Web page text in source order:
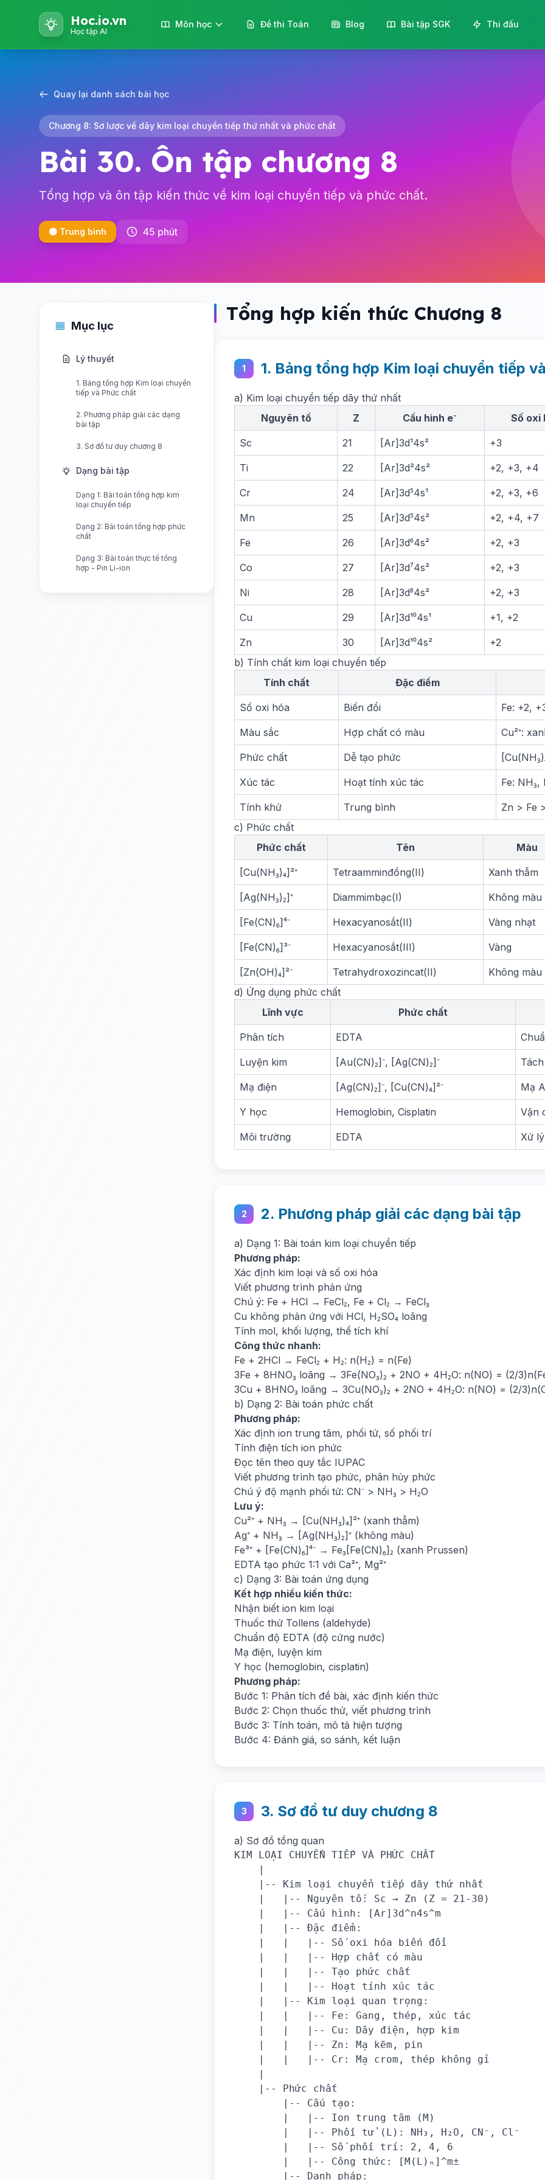
Hoc.io.vn
Học tập AI
Môn học Đề thi Toán Blog Bài tập SGK Thi đấu
Quay lại danh sách bài học
Chương 8: Sơ lược về dãy kim loại chuyển tiếp thứ nhất và phức chất
Bài 30. Ôn tập chương 8
Tổng hợp và ôn tập kiến thức về kim loại chuyển tiếp và phức chất.
🟡 Trung bình 45 phút
Mục lục
Lý thuyết
1. Bảng tổng hợp Kim loại chuyển
tiếp và Phức chất
2. Phương pháp giải các dạng
bài tập
3. Sơ đồ tư duy chương 8
Dạng bài tập
Dạng 1: Bài toán tổng hợp kim
loại chuyển tiếp
Dạng 2: Bài toán tổng hợp phức
chất
Dạng 3: Bài toán thực tế tổng
hợp - Pin Li-ion
Tổng hợp kiến thức Chương 8
1 1. Bảng tổng hợp Kim loại chuyển tiếp
a) Kim loại chuyển tiếp dãy thứ nhất
Nguyên tố
Z Cấu hình e⁻ Số oxi
Sc 21 [Ar]3d¹4s² +3
Ti 22 [Ar]3d²4s² +2, +3, +4
Cr 24 [Ar]3d⁵4s¹ +2, +3, +6
Mn 25 [Ar]3d⁵4s² +2, +4, +7
Fe 26 [Ar]3d⁶4s² +2, +3
Co 27 [Ar]3d⁷4s² +2, +3
Ni 28 [Ar]3d⁸4s² +2, +3
Cu 29 [Ar]3d¹⁰4s¹ +1, +2
Zn 30 [Ar]3d¹⁰4s² +2
b) Tính chất kim loại chuyển tiếp
Tính chất
Đặc điểm
Số oxi hóa Biến đổi Fe: +2,
Màu sắc Hợp chất có màu Cu²⁺:
Phức chất Dễ tạo phức
Xúc tác Hoạt tính xúc tác Fe:
Tính khử Trung bình
Zn > Fe
c) Phức chất
Phức chất
Tên Màu
[Cu(NH₃)₄]²⁺ Tetraamminđồng(II) Xanh thẫm
[Ag(NH₃)₂]⁺ Diammimbạc(I) Không màu
[Fe(CN)₆]⁴⁻ Hexacyanosắt(II) Vàng nhạt
[Fe(CN)₆]³⁻ Hexacyanosắt(III) Vàng
[Zn(OH)₄]²⁻ Tetrahydroxozincat(II) Không màu
d) Ứng dụng phức chất
Lĩnh vực
Phức chất
Phân tích EDTA
Luyện kim [Au(CN)₂]⁻, [Ag(CN)₂]⁻
Mạ điện [Ag(CN)₂]⁻, [Cu(CN)₄]²⁻ Mạ
Y học Hemoglobin, Cisplatin Vận
Môi trường EDTA Xử
2 2. Phương pháp giải các dạng bài tập
a) Dạng 1: Bài toán kim loại chuyển tiếp
Phương pháp:
Xác định kim loại và số oxi hóa
Viết phương trình phản ứng
Chú ý: Fe + HCl → FeCl₂, Fe + Cl₂ → FeCl₃
Cu không phản ứng với HCl, H₂SO₄ loãng
Tính mol, khối lượng, thể tích khí
Công thức nhanh:
Fe + 2HCl → FeCl₂ + H₂: n(H₂) = n(Fe)
3Fe + 8HNO₃ loãng → 3Fe(NO₃)₂ + 2NO + 4H₂O: n(NO) = (2/
3Cu + 8HNO₃ loãng → 3Cu(NO₃)₂ + 2NO + 4H₂O: n(NO) = (2/
b) Dạng 2: Bài toán phức chất
Phương pháp:
Xác định ion trung tâm, phối tử, số phối trí
Tính điện tích ion phức
Đọc tên theo quy tắc IUPAC
Viết phương trình tạo phức, phân hủy phức
Chú ý độ mạnh phối tử: CN⁻ > NH₃ > H₂O
Lưu ý:
Cu²⁺ + NH₃ → [Cu(NH₃)₄]²⁺ (xanh thẫm)
Ag⁺ + NH₃ → [Ag(NH₃)₂]⁺ (không màu)
Fe³⁺ + [Fe(CN)₆]⁴⁻ → Fe₃[Fe(CN)₆]₂ (xanh Prussen)
EDTA tạo phức 1:1 với Ca²⁺, Mg²⁺
c) Dạng 3: Bài toán ứng dụng
Kết hợp nhiều kiến thức:
Nhận biết ion kim loại
Thuốc thử Tollens (aldehyde)
Chuẩn độ EDTA (độ cứng nước)
Mạ điện, luyện kim
Y học (hemoglobin, cisplatin)
Phương pháp:
Bước 1: Phân tích đề bài, xác định kiến thức
Bước 2: Chọn thuốc thử, viết phương trình
Bước 3: Tính toán, mô tả hiện tượng
Bước 4: Đánh giá, so sánh, kết luận
3 3. Sơ đồ tư duy chương 8
a) Sơ đồ tổng quan
KIM LOẠI CHUYỂN TIẾP VÀ PHỨC CHẤT
    |
    |-- Kim loại chuyển tiếp dãy thứ nhất
    |   |-- Nguyên tố: Sc → Zn (Z = 21-30)
    |   |-- Cấu hình: [Ar]3d^n4s^m
    |   |-- Đặc điểm:
    |   |   |-- Số oxi hóa biến đổi
    |   |   |-- Hợp chất có màu
    |   |   |-- Tạo phức chất
    |   |   |-- Hoạt tính xúc tác
    |   |-- Kim loại quan trọng:
    |   |   |-- Fe: Gang, thép, xúc tác
    |   |   |-- Cu: Dây điện, hợp kim
    |   |   |-- Zn: Mạ kẽm, pin
    |   |   |-- Cr: Mạ crom, thép không gỉ
    |
    |-- Phức chất
        |-- Cấu tạo:
        |   |-- Ion trung tâm (M)
        |   |-- Phối tử (L): NH₃, H₂O, CN⁻, Cl⁻
        |   |-- Số phối trí: 2, 4, 6
        |   |-- Công thức: [M(L)ₙ]^m±
        |-- Danh pháp: